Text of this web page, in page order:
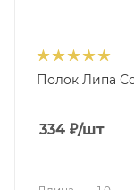
Полок Липа
334 ₽/шт